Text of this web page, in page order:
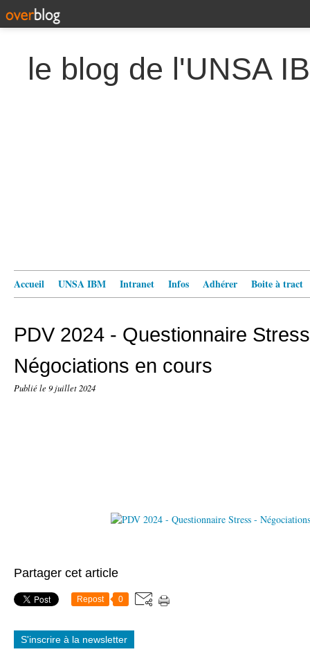
le blog de l'UNSA
Accueil UNSA IBM Intranet Infos Adhérer Boite à tract
PDV 2024 - Questionnaire
Négociations en cours
Publié le 9 juillet 2024
Partager cet article
Repost 0
S'inscrire à la newsletter